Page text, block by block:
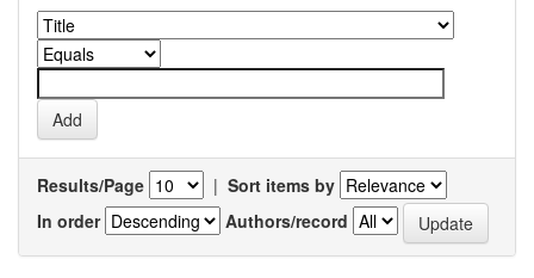
Results/Page | Sort items by
In order
Authors/record